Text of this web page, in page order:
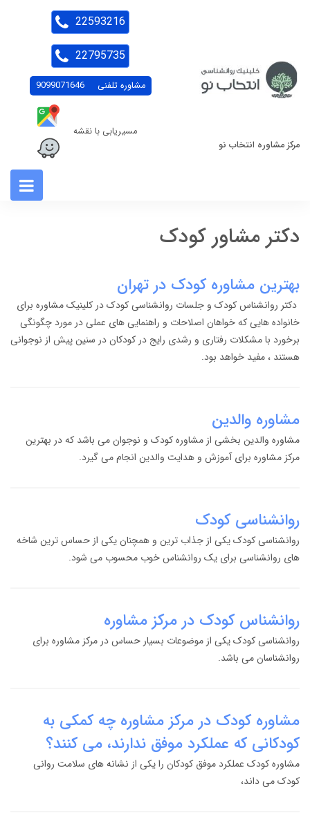
مرکز مشاوره انتخاب نو
مشاوره تلفنی 9099071646
مسیریابی با نقشه
22593216
22795735
دکتر مشاور کودک
بهترین مشاوره کودک در تهران
دکتر روانشناس کودک و جلسات روانشناسی کودک در کلینیک مشاوره برای
خانواده هایی که خواهان اصلاحات و راهنمایی های عملی در مورد چگونگی
برخورد با مشکلات رفتاری و رشدی رایج در کودکان در سنین پیش از نوجوانی
هستند ، مفید خواهد بود.
مشاوره والدین
مشاوره والدین بخشی از مشاوره کودک و نوجوان می باشد که در بهترین
مرکز مشاوره برای آموزش و هدایت والدین انجام می گیرد.
روانشناسی کودک
روانشناسی کودک یکی از جذاب ترین و همچنان یکی از حساس ترین شاخه
های روانشناسی برای یک روانشناس خوب محسوب می شود.
روانشناس کودک در مرکز مشاوره
روانشناسی کودک یکی از موضوعات بسیار حساس در مرکز مشاوره برای
روانشناسان می باشد.
مشاوره کودک در مرکز مشاوره چه کمکی به
کودکانی که عملکرد موفق ندارند، می کنند؟
مشاوره کودک عملکرد موفق کودکان را یکی از نشانه های سلامت روانی
کودک می داند،